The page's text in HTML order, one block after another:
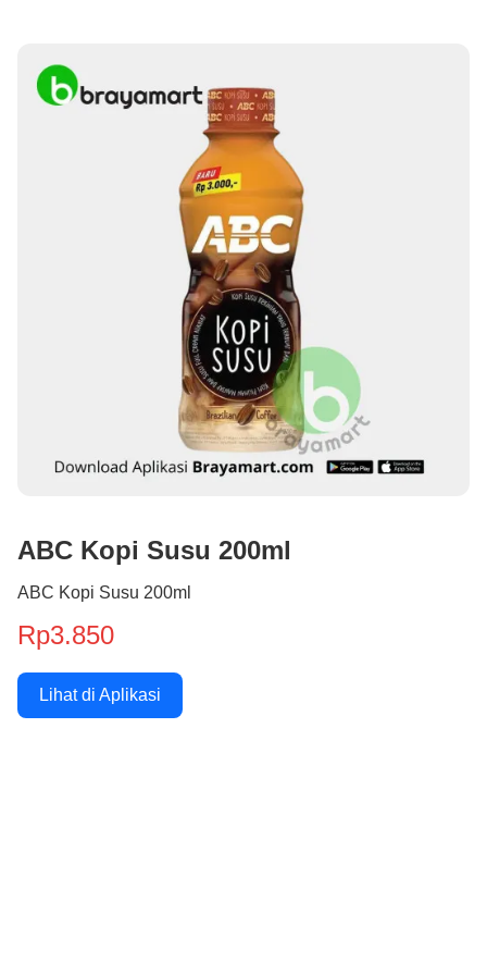
ABC Kopi Susu 200ml
ABC Kopi Susu 200ml
Rp3.850
Lihat di Aplikasi